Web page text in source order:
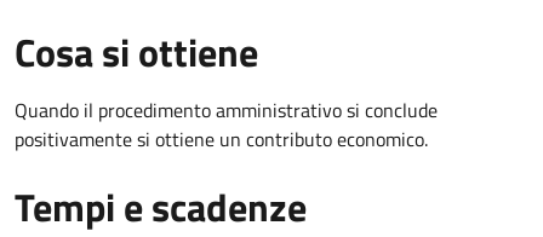
Cosa si ottiene
Quando il procedimento amministrativo si conclude
positivamente si ottiene un contributo economico.
Tempi e scadenze